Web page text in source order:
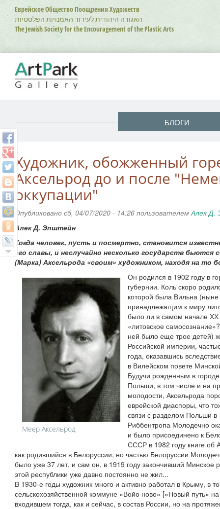
Перейти
основному
содержанию
Еврейское Общество Поощрения Художеств
האגודה היהודית לעידוד האמנויות הפלסטיות
The Jewish Society for the Encouragement of the Plastic Arts
БЛОГИ
Художник, обожженный
Аксельрод до и после
оккупации"
Опубликовано сб, 04/07/2020 - 14:26 пользователемАлек Д.
Алек Д. Эпштейн
Когда человек, пусть и посмертно, становится
его славы, и неслучайно несколько государств бьются
(Марка) Аксельрода «своим» художником, находя на то
Меер Аксельрод
Он родился в 1902 году в
губернии. Коль скоро
которой была Вильна
принадлежащим к миру
было ли в самом начале
«литовское
ней было еще трое детей)
Российской империи,
года, оказавшись
в Вилейском повете
Будучи рожденным в
Польши, в том числе и на
молодости, Аксельрода
еврейской диаспоры, что
связи с разделом Польши в
Риббентропа Молодечно
и было присоединено к
СССР в 1982 году книге об
как родившийся в Белоруссии, но частью Белоруссии
было уже 37 лет, и сам он, в 1919 году закончивший Минское
этой республики уже давно постоянно не жил...
В 1930-е годы художник много и активно работал в Крыму, в
сельскохозяйственной коммуне «Войо ново» [«Новый путь»
входившем тогда, как и сейчас, в состав России, но на